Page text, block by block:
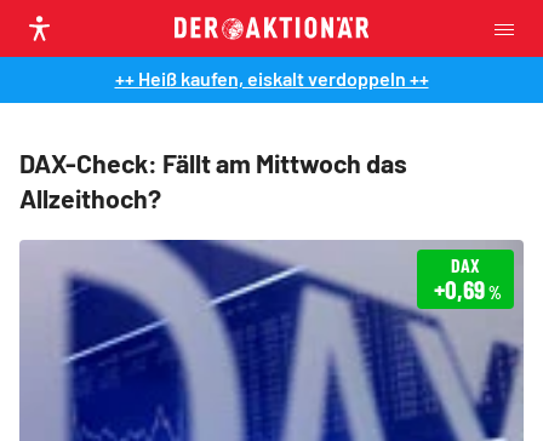
++ Heiß kaufen, eiskalt verdoppeln ++
DAX-Check: Fällt am Mittwoch das
Allzeithoch?
DAX
+0,69%